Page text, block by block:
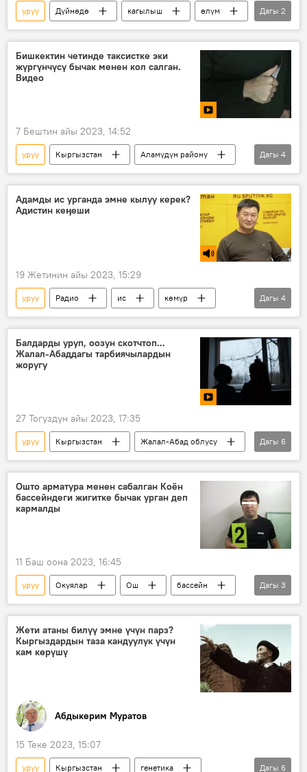
уруу Дүйнөдө кагылыш
өлүм
атуу
Папуа — Жаңы Гвинея
Дагы 2
Бишкектин четинде таксистке эки
жүргүнчүсү бычак менен кол салган.
Видео
7 Бештин айы 2023, 14:52
уруу Кыргызстан
Аламүдүн району
такси
жүргүнчү
кылмыш
Дагы 4
Адамды ис урганда эмне кылуу керек?
Адистин кеӊеши
19 Жетинин айы 2023, 15:29
уруу Радио ис
көмүр
уулануу
биринчи жардам
Дагы 4
Балдарды уруп, оозун скотчтоп...
Жалал-Абаддагы тарбиячылардын
жоругу
27 Тогуздун айы 2023, 17:35
уруу Кыргызстан
Жалал-Абад облусу
бала бакча
тарбиячы
бала
депутат
Видео
Винера Раимбачаева
Дагы 6
Ошто арматура менен сабалган Коён
бассейндеги жигитке бычак урган деп
кармалды
11 Баш оона 2023, 16:45
уруу Окуялар Ош
бассейн
кылмыш
кармоо бычак
Дагы 3
Жети атаны билүү эмне үчүн парз?
Кыргыздардын таза кандуулук үчүн
кам көрүшү
Абдыкерим Муратов
15 Теке 2023, 15:07
уруу Кыргызстан генетика Дагы 6